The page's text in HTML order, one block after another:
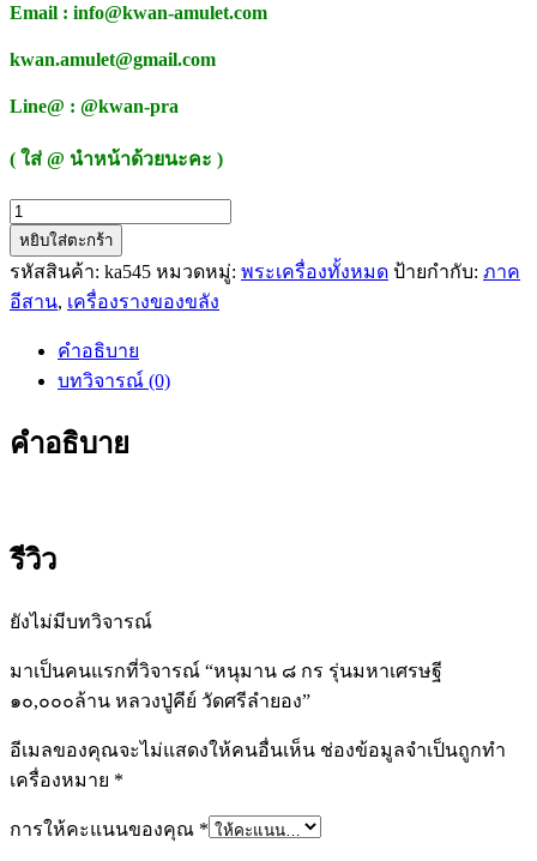
Email : info@kwan-amulet.com
kwan.amulet@gmail.com
Line@ : @kwan-pra
( ใส่ @ นำหน้าด้วยนะคะ )
จำนวน
หนุมาน
๘
กร
เศรษฐี
หลวง
วัด
ศรี
ชิ้น
หยิบใส่ตะกร้า
รหัสสินค้า: ka545 หมวดหมู่: พระเครื่องทั้งหมด ป้ายกำกับ: ภาค
อีสาน, เครื่องรางของขลัง
คำอธิบาย
บทวิจารณ์ (0)
คำอธิบาย
รีวิว
ยังไม่มีบทวิจารณ์
มาเป็นคนแรกที่วิจารณ์ “หนุมาน ๘ กร รุ่นมหาเศรษฐี
๑๐,๐๐๐ล้าน หลวงปู่คีย์ วัดศรีลำยอง”
อีเมลของคุณจะไม่แสดงให้คนอื่นเห็น ช่องข้อมูลจำเป็นถูกทำ
เครื่องหมาย *
การให้คะแนนของคุณ *